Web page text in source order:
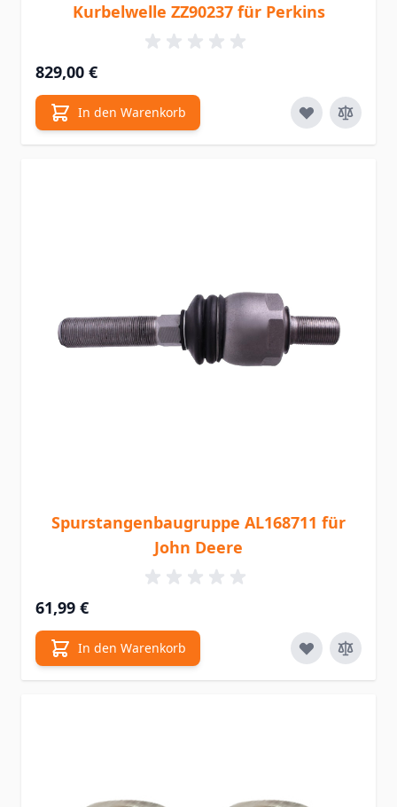
Kurbelwelle ZZ90237 für Perkins
829,00 €
In den Warenkorb
Spurstangenbaugruppe AL168711 für
John Deere
61,99 €
In den Warenkorb